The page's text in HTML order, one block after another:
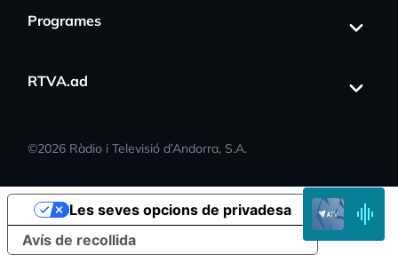
Programes
RTVA.ad
©2026 Ràdio i Televisió d’Andorra, S.A.
EN
DIRECTE
Avís de recollida
Les seves opcions de privadesa